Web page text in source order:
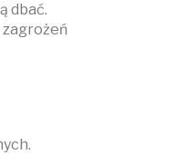
dbać.
zagrożeń